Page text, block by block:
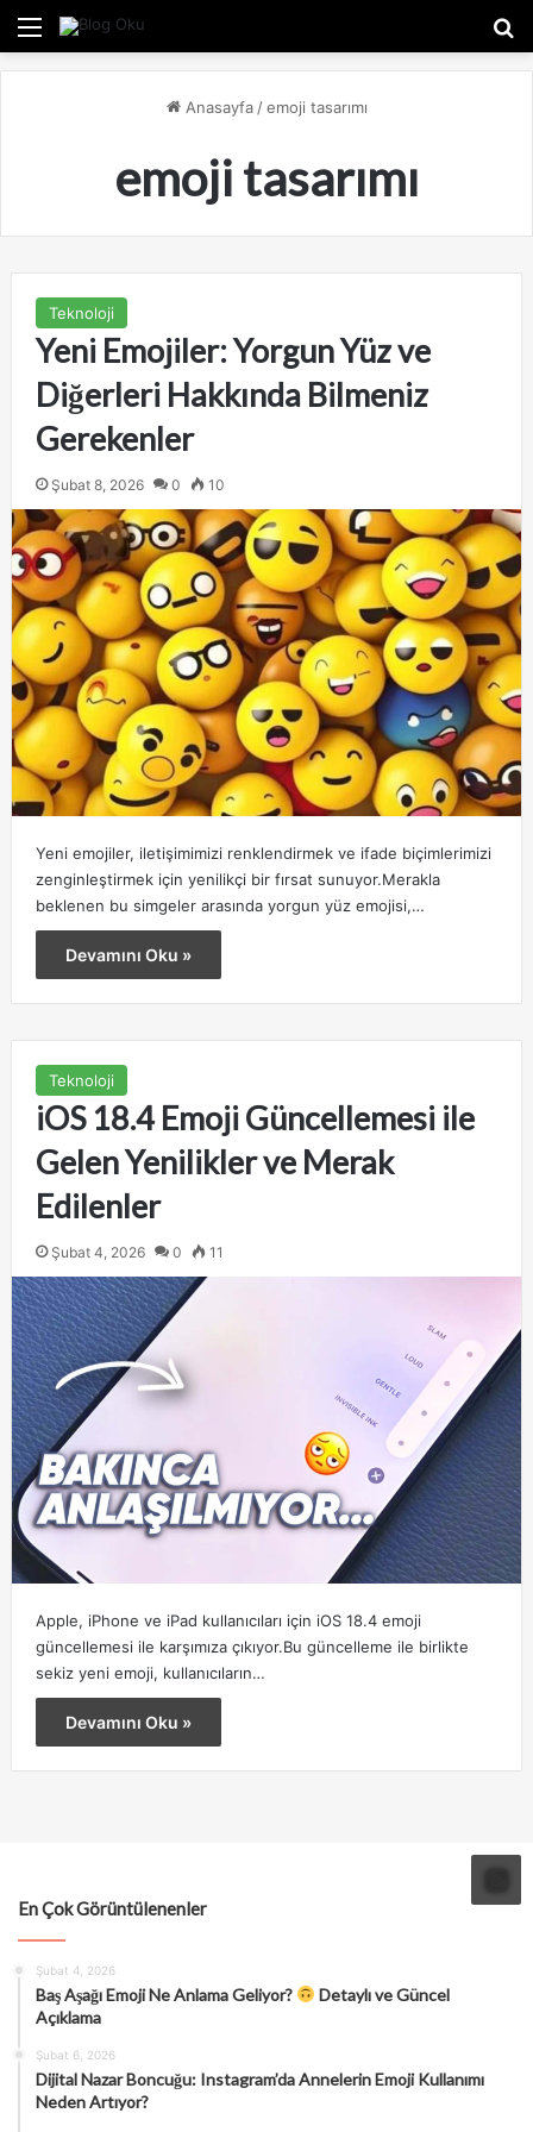
Menü
Anasayfa / emoji tasarımı
emoji tasarımı
Teknoloji
Yeni Emojiler: Yorgun Yüz ve
Diğerleri Hakkında Bilmeniz
Gerekenler
Şubat 8, 2026 0 10
Yeni emojiler, iletişimimizi renklendirmek ve ifade biçimlerimizi
zenginleştirmek için yenilikçi bir fırsat sunuyor.Merakla
beklenen bu simgeler arasında yorgun yüz emojisi,…
Devamını Oku »
Teknoloji
iOS 18.4 Emoji Güncellemesi ile
Gelen Yenilikler ve Merak
Edilenler
Şubat 4, 2026 0 11
Apple, iPhone ve iPad kullanıcıları için iOS 18.4 emoji
güncellemesi ile karşımıza çıkıyor.Bu güncelleme ile birlikte
sekiz yeni emoji, kullanıcıların…
Devamını Oku »
En Çok Görüntülenenler
Şubat 4, 2026
Baş Aşağı Emoji Ne Anlama Geliyor?
Detaylı ve Güncel
Açıklama
Şubat 6, 2026
Dijital Nazar Boncuğu: Instagram’da Annelerin Emoji Kullanımı
Neden Artıyor?